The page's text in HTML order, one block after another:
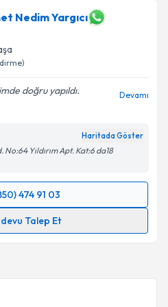
Nedim Yargıcı
doğru yapıldı.
Devamı
Haritada Göster
Yıldırım Apt. Kat:6 da18
474 91 03
Talep Et